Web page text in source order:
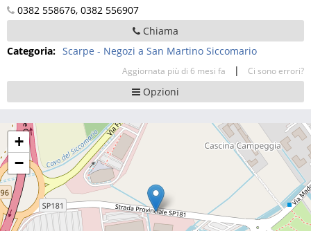
0382 558676, 0382 556907
Chiama
Categoria: Scarpe - Negozi a San Martino Siccomario
Aggiornata più di 6 mesi fa | Ci sono errori?
Opzioni
+
−